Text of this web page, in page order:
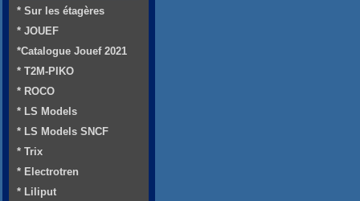
* Sur les étagères
* JOUEF
*Catalogue Jouef 2021
* T2M-PIKO
* ROCO
* LS Models
* LS Models SNCF
* Trix
* Electrotren
* Liliput